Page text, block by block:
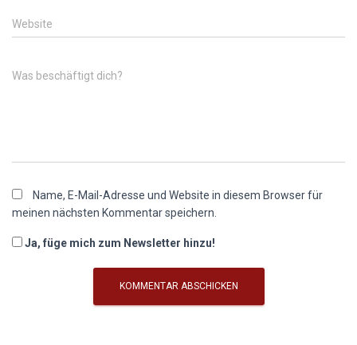
Website
Was beschäftigt dich?
Name, E-Mail-Adresse und Website in diesem Browser für
meinen nächsten Kommentar speichern.
Ja, füge mich zum Newsletter hinzu!